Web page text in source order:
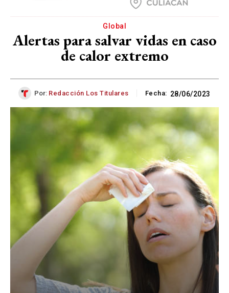
Global
Alertas para salvar vidas en caso
de calor extremo
Por: Redacción Los Titulares Fecha: 28/06/2023